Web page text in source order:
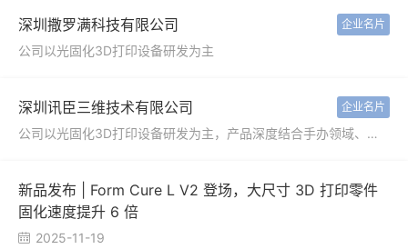
企业名片
深圳撒罗满科技有限公司
公司以光固化3D打印设备研发为主
企业名片
深圳讯臣三维技术有限公司
公司以光固化3D打印设备研发为主，产品深度结合手办领域、工业设计、首饰、齿科、动漫等应用领域提供完整解决方案！
新品发布 | Form Cure L V2 登场，大尺寸 3D 打印零件
固化速度提升 6 倍
 2025-11-19